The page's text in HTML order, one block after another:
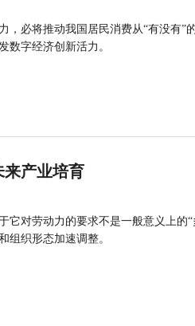
，必将推动我国居民消费从“有没有”
数字经济创新活力。
来产业培育
它对劳动力的要求不是一般意义上的
组织形态加速调整。